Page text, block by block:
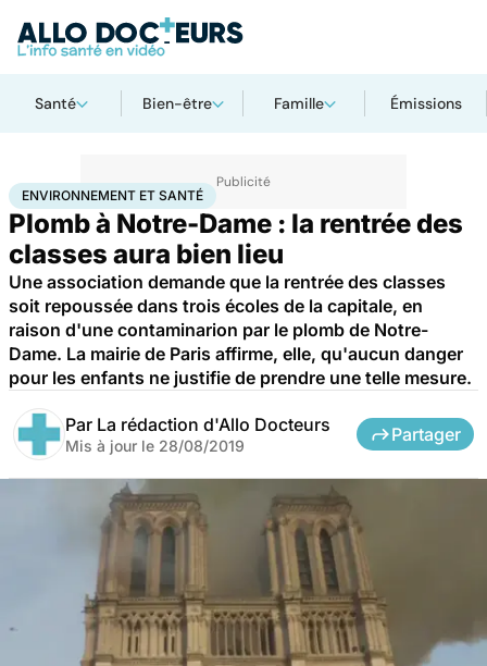
Santé Bien-être Famille Émissions
AccueilBien-êtreEnvironnement et santé
ENVIRONNEMENT ET SANTÉ
Plomb à Notre-Dame : la rentrée des
classes aura bien lieu
Une association demande que la rentrée des classes
soit repoussée dans trois écoles de la capitale, en
raison d'une contaminarion par le plomb de Notre-
Dame. La mairie de Paris affirme, elle, qu'aucun danger
pour les enfants ne justifie de prendre une telle mesure.
Par La rédaction d'Allo Docteurs
Mis à jour le 28/08/2019
Partager